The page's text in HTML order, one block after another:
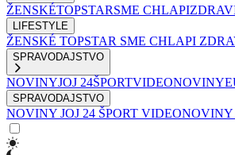
ŽENSKÉTOPSTARSME CHLAPI
LIFESTYLE
ŽENSKÉ TOPSTAR SME CHLAPI
SPRAVODAJSTVO
NOVINYJOJ 24ŠPORTVIDEONOVINY
SPRAVODAJSTVO
NOVINY JOJ 24 ŠPORT VIDEONOVINY